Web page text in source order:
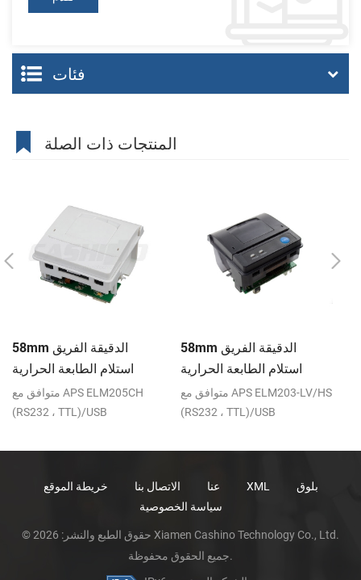
فئات
المنتجات ذات الصلة
58mm الدقيقة الفريق
استلام الطابعة الحرارية
CSN-A1
متوافق مع APS ELM205CH
(RS232 ، TTL)/USB
58mm الدقيقة الفريق
استلام الطابعة الحرارية
CSN-A1K
متوافق مع APS ELM203-LV/HS
(RS232 ، TTL)/USB
عنا الاتصال بنا خريطة الموقع XML
بلوق
سياسة الخصوصية
© حقوق الطبع والنشر: 2026 Xiamen Cashino Technology Co., Ltd.
جميع الحقوق محفوظة.